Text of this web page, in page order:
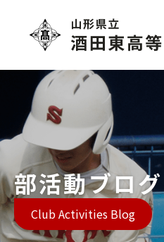
部活動ブログ
Club Activities Blog